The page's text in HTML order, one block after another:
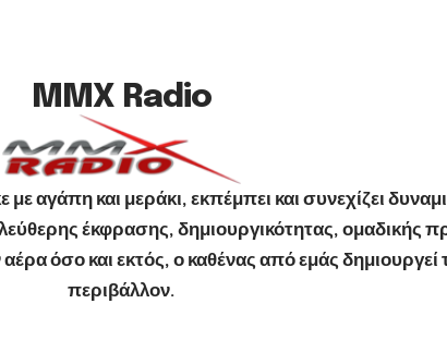
MMX Radio
αγάπη και μεράκι, εκπέμπει και συνεχίζει
έκφρασης, δημιουργικότητας, ομαδικής
όσο και εκτός, ο καθένας από εμάς δημιουργεί
περιβάλλον.